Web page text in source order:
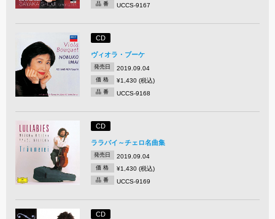
品 番 UCCS-9167
CD
ヴィオラ・ブーケ
発売日 2019.09.04
価 格 ¥1,430 (税込)
品 番 UCCS-9168
CD
ララバイ～チェロ名曲集
発売日 2019.09.04
価 格 ¥1,430 (税込)
品 番 UCCS-9169
CD